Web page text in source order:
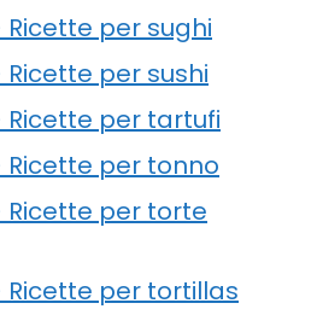
per sughi
per sushi
Ricette per tartufi
per tonno
Ricette per torte
Ricette per tortillas